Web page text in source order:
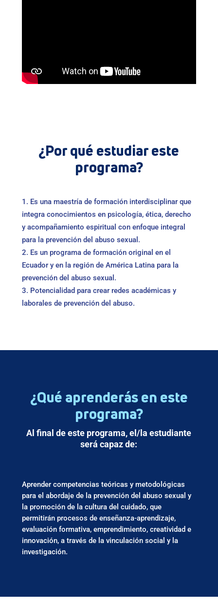
¿Por qué estudiar este
programa?
Es una maestría de formación interdisciplinar que
integra conocimientos en psicología, ética, derecho
y acompañamiento espiritual con enfoque integral
para la prevención del abuso sexual.
Es un programa de formación original en el
Ecuador y en la región de América Latina para la
prevención del abuso sexual.
Potencialidad para crear redes académicas y
laborales de prevención del abuso.
¿Qué aprenderás en este
programa?
Al final de este programa, el/la estudiante
será capaz de:
Aprender competencias teóricas y metodológicas
para el abordaje de la prevención del abuso sexual y
la promoción de la cultura del cuidado, que
permitirán procesos de enseñanza-aprendizaje,
evaluación formativa, emprendimiento, creatividad e
innovación, a través de la vinculación social y la
investigación.